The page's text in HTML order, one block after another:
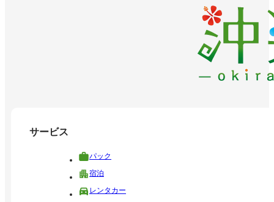
サービス
パック
宿泊
レンタカー